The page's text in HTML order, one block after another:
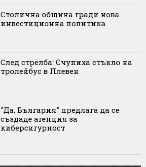
Столична община гради нова
инвестиционна политика
След стрелба: Счупиха стъкло на
тролейбус в Плевен
"Да, България" предлага да се
създаде агенция за
киберсигурност